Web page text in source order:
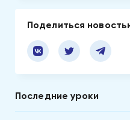
Поделиться
Последние уроки